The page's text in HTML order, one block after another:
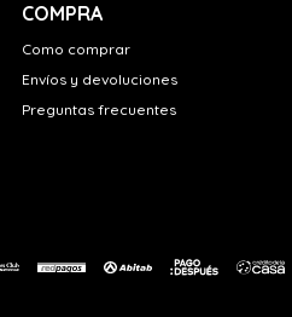
COMPRA
Como comprar
Envíos y devoluciones
Preguntas frecuentes